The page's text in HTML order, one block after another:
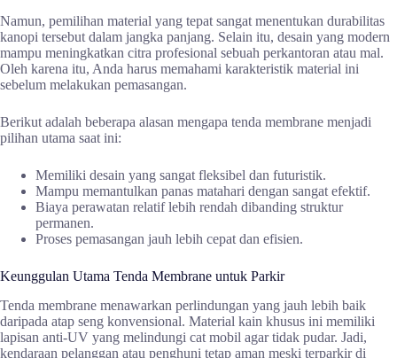
Namun, pemilihan material yang tepat sangat menentukan durabilitas
kanopi tersebut dalam jangka panjang. Selain itu, desain yang modern
mampu meningkatkan citra profesional sebuah perkantoran atau mal.
Oleh karena itu, Anda harus memahami karakteristik material ini
sebelum melakukan pemasangan.
Berikut adalah beberapa alasan mengapa tenda membrane menjadi
pilihan utama saat ini:
Memiliki desain yang sangat fleksibel dan futuristik.
Mampu memantulkan panas matahari dengan sangat efektif.
Biaya perawatan relatif lebih rendah dibanding struktur
permanen.
Proses pemasangan jauh lebih cepat dan efisien.
Keunggulan Utama Tenda Membrane untuk Parkir
Tenda membrane menawarkan perlindungan yang jauh lebih baik
daripada atap seng konvensional. Material kain khusus ini memiliki
lapisan anti-UV yang melindungi cat mobil agar tidak pudar. Jadi,
kendaraan pelanggan atau penghuni tetap aman meski terparkir di